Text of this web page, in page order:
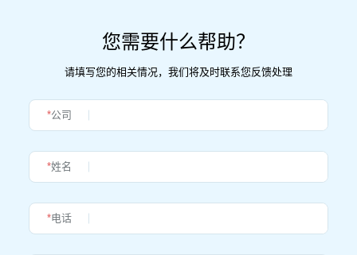
您需要什么帮助？
请填写您的相关情况，我们将及时联系您反馈处理
*公司
*姓名
*电话